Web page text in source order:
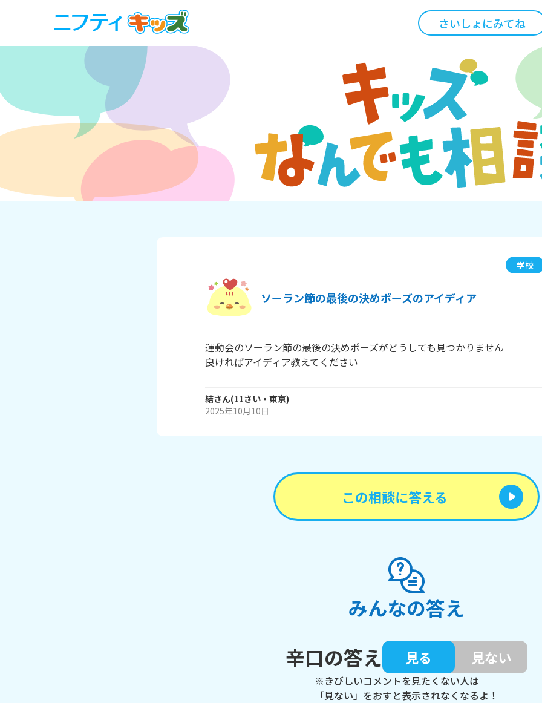
さいしょにみてね
学校
ソーラン節の最後の決めポーズのアイディア
運動会のソーラン節の最後の決めポーズがどうしても見つかりません
良ければアイディア教えてください
結さん(11さい・ 東京)
2025年10月10日
この相談に答える
みんなの答え
辛口の答え
見る 見ない
※きびしいコメントを見たくない人は
「見ない」をおすと表示されなくなるよ！